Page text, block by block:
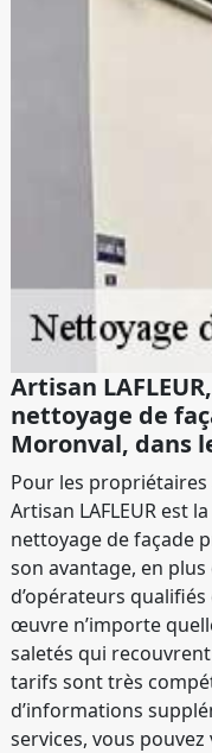
Artisan
nettoyage de
Moronval, dans
Pour les propriétaires
Artisan LAFLEUR est
nettoyage de façade
son avantage, en
d’opérateurs
œuvre n’importe
saletés qui
tarifs sont très
d’informations
services, vous